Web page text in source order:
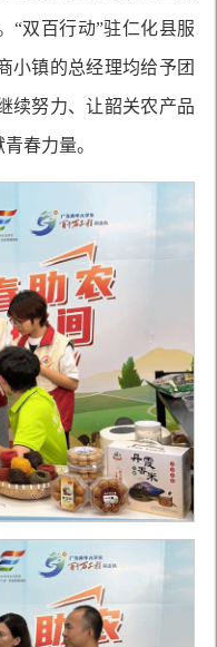
“双百行动”驻仁化县服
小镇的总经理均给予团
续努力、让韶关农产品
春力量。